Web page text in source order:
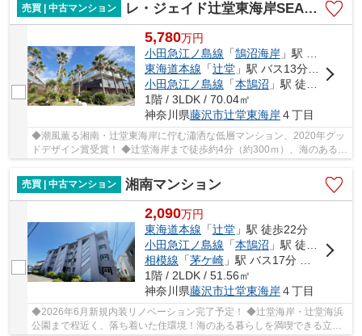
売買 | 中古マンション レ・ジェイド辻堂東海岸SEA-SIDE-VIRRA114
5,780万円
小田急江ノ島線 「鵠沼海岸」駅 徒歩17分
東海道本線 「辻堂」駅 バス13分 「湘洋中学校前」 停歩6分
小田急江ノ島線 「本鵠沼 」駅 徒歩30分
1階 / 3LDK / 70.04㎡
神奈川県藤沢市辻堂東海岸４丁目
◆潮風薫る湘南・辻堂東海岸に佇む瀟洒な低層マンション、2020年グッ
ドデザイン賞受賞！ ◆辻堂海岸まで徒歩約4分（約300ｍ）、海のある暮
売買 | 中古マンション
湘南マンション
2,090万円
東海道本線 「辻堂」駅 徒歩22分
小田急江ノ島線 「本鵠沼 」駅 徒歩26分
相模線 「茅ケ崎」駅 バス17分 「浜見山」 停歩12分
1階 / 2LDK / 51.56㎡
神奈川県藤沢市辻堂東海岸４丁目
◆2026年6月新規内装リノベーション完了予定！ ◆辻堂海岸・辻堂海浜
公園まで程近く、落ち着いた住環境！海のある暮らしを満喫できる立